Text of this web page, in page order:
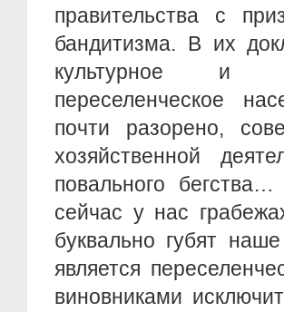
правительства с
бандитизма. В их
культурное и
переселенческое
почти разорено,
хозяйственной
повального
сейчас у нас
буквально губят
является
виновниками